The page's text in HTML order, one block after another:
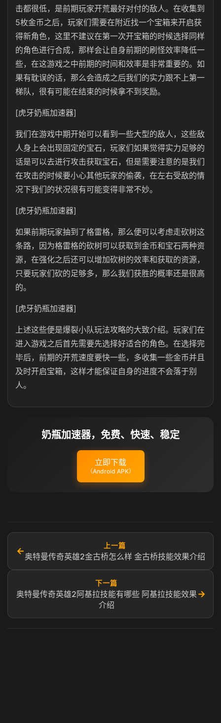
击都很低，是前期玩家开荒最好对付的敌人。在收集到
5枚金币之后，玩家们需要在附近找一个宝箱来开启获
得新角色，这里不建议在第一次开宝箱的时候选择同样
的角色进行合成，那样会让自身前期的刷怪效率降低一
些，在这游戏之中前期的时间和效率是非常重要的。如
果有耽误的话，那么会造成之后我们的实力跟不上第一
梯队，很有可能在结束的时候拿不到奖励。
[虎牙奶瓶加速器]
我们在游戏中期开始可以看到一些大型的敌人，这些敌
人身上会出现固定的宝石，玩家们如果觉得实力足够的
话是可以去进行攻击获取宝石，但是需要注意的是我们
在攻击的时候要小心其他玩家的偷袭，在左右受敌的情
况下我们的状况很有可能变得非常不妙。
[虎牙奶瓶加速器]
如果前期玩家抽到了格雷格，那么便可以考虑走砍树这
条路，因为格雷格的砍树可以获取到金币和宝石两种资
源，在强化之后还可以增加砍树的效率和获取的资源，
只要玩家们砍的足够多，那么我们获胜的概率还是很高
的。
[虎牙奶瓶加速器]
上述这些便是爆裂小队玩法攻略的大致介绍。玩家们在
进入游戏之后首先需要先选择好适合的角色。在选择完
毕后，前期的开荒速度要快一些，多收集一些金币并且
及时开启宝箱，这样才能保证自身的进度不会落于别
人。
奶瓶加速器，免费、快速、稳定
立即下载
（Android APK）
←
上一篇
奥特曼传奇英雄2金古桥怎么样 金古桥技能效果介绍
下一篇
奥特曼传奇英雄2阿基拉技能有哪些 阿基拉技能效果
介绍
→